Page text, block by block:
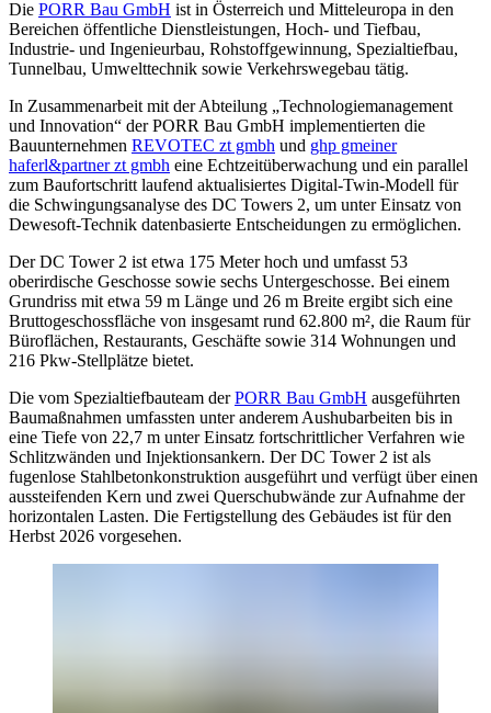
Die PORR Bau GmbH ist in Österreich und Mitteleuropa in den
Bereichen öffentliche Dienstleistungen, Hoch- und Tiefbau,
Industrie- und Ingenieurbau, Rohstoffgewinnung, Spezialtiefbau,
Tunnelbau, Umwelttechnik sowie Verkehrswegebau tätig.
In Zusammenarbeit mit der Abteilung „Technologiemanagement
und Innovation“ der PORR Bau GmbH implementierten die
Bauunternehmen REVOTEC zt gmbh und ghp gmeiner
haferl&partner zt gmbh eine Echtzeitüberwachung und ein parallel
zum Baufortschritt laufend aktualisiertes Digital-Twin-Modell für
die Schwingungsanalyse des DC Towers 2, um unter Einsatz von
Dewesoft-Technik datenbasierte Entscheidungen zu ermöglichen.
Der DC Tower 2 ist etwa 175 Meter hoch und umfasst 53
oberirdische Geschosse sowie sechs Untergeschosse. Bei einem
Grundriss mit etwa 59 m Länge und 26 m Breite ergibt sich eine
Bruttogeschossfläche von insgesamt rund 62.800 m², die Raum für
Büroflächen, Restaurants, Geschäfte sowie 314 Wohnungen und
216 Pkw-Stellplätze bietet.
Die vom Spezialtiefbauteam derPORR Bau GmbH ausgeführten
Baumaßnahmen umfassten unter anderem Aushubarbeiten bis in
eine Tiefe von 22,7 m unter Einsatz fortschrittlicher Verfahren wie
Schlitzwänden und Injektionsankern. Der DC Tower 2 ist als
fugenlose Stahlbetonkonstruktion ausgeführt und verfügt über einen
aussteifenden Kern und zwei Querschubwände zur Aufnahme der
horizontalen Lasten. Die Fertigstellung des Gebäudes ist für den
Herbst 2026 vorgesehen.